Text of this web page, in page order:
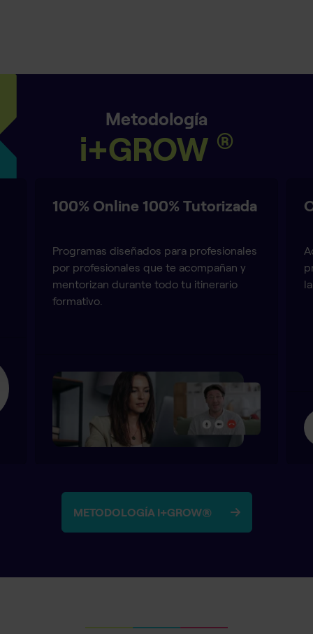
Metodología
i+GROW ®
100% Online 100% Tutorizada
Programas diseñados para profesionales
por profesionales que te acompañan y
mentorizan durante todo tu itinerario
formativo.
METODOLOGÍA I+GROW®